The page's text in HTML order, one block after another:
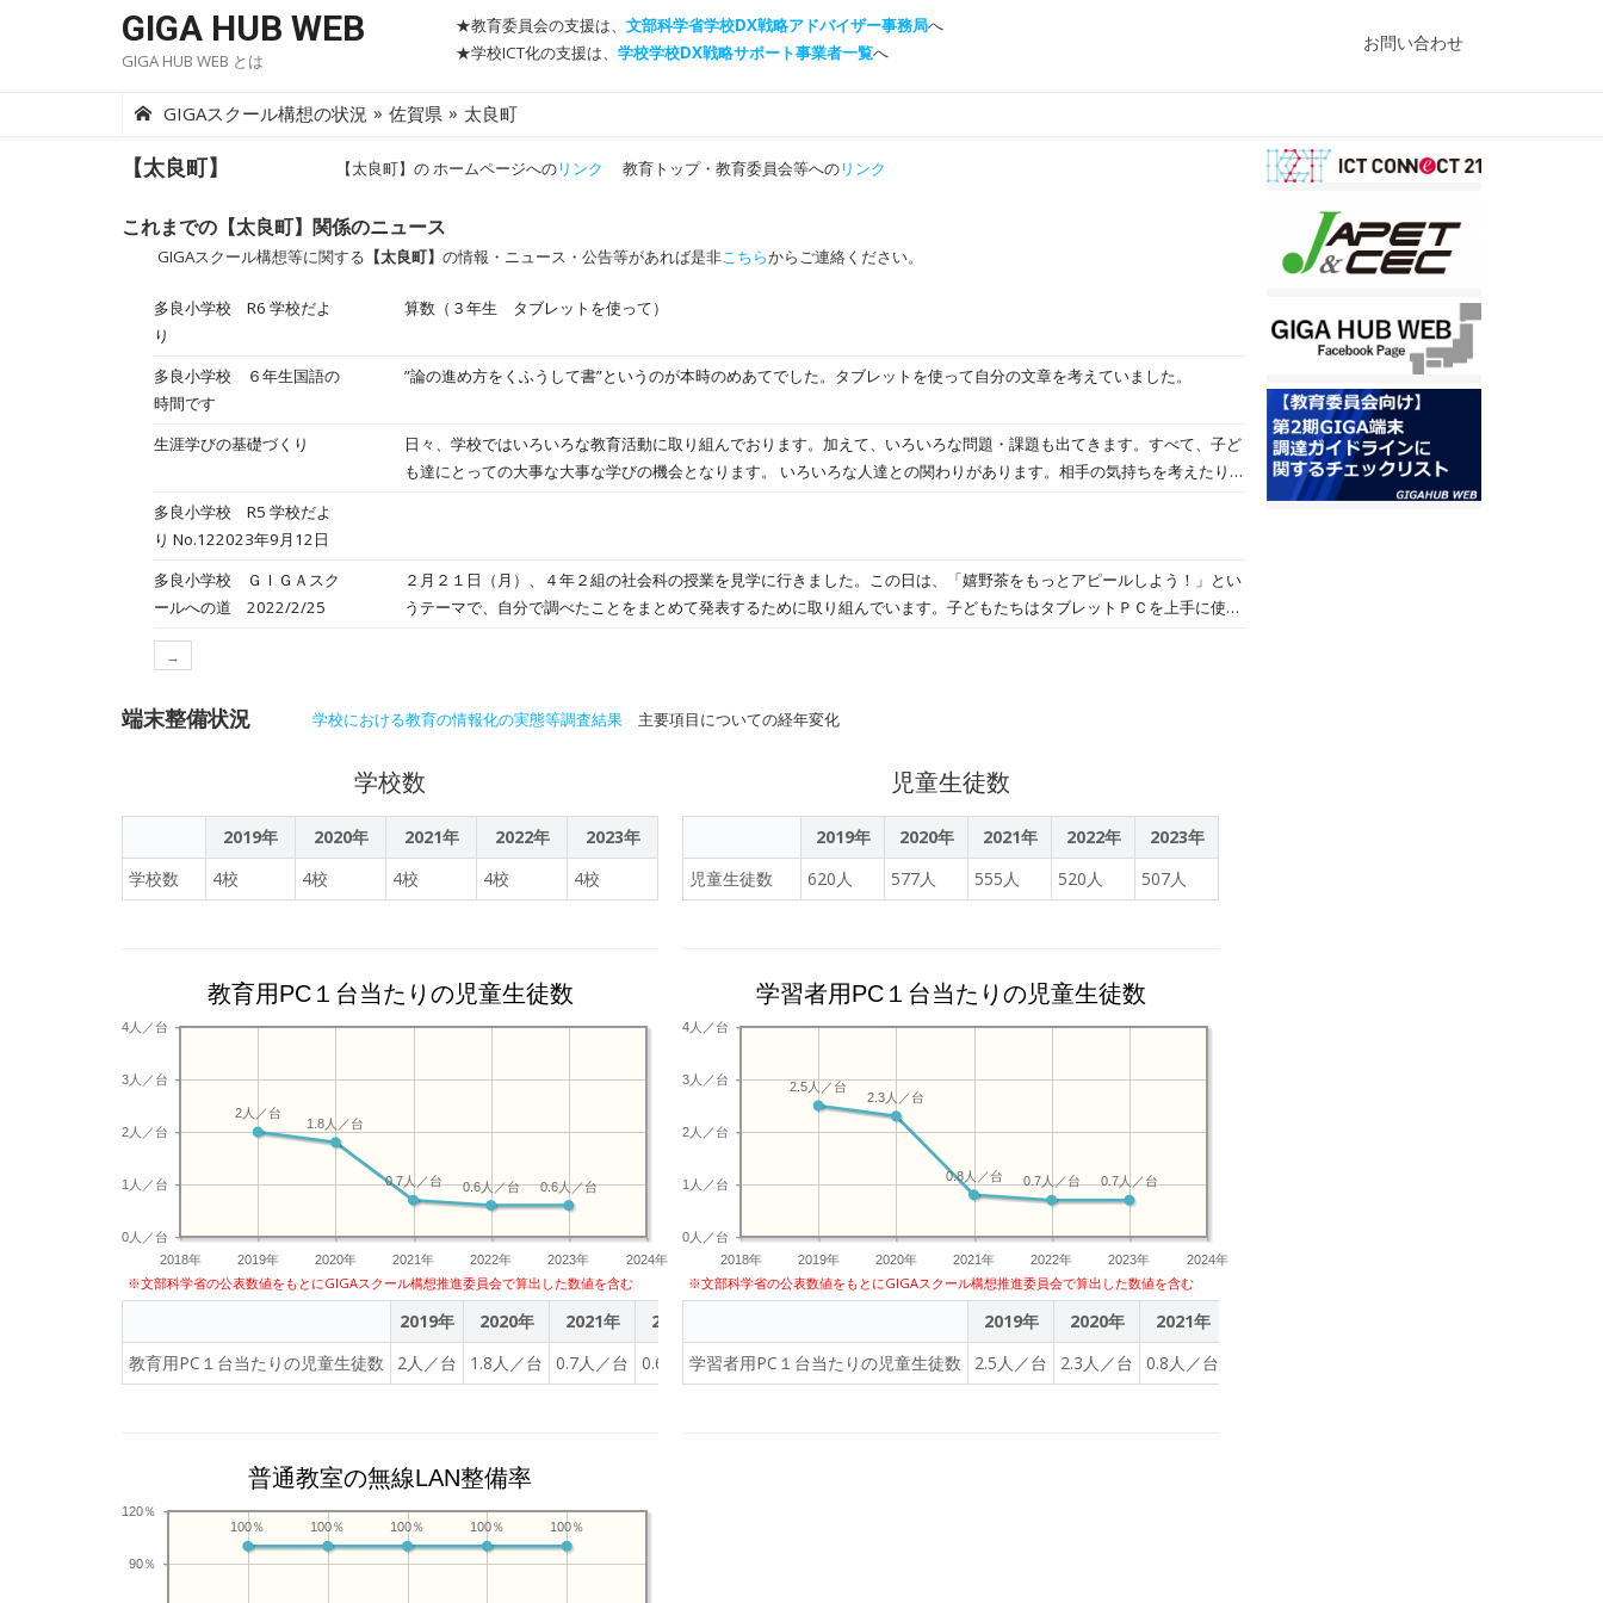
GIGA HUB WEB
GIGA HUB WEB とは
★教育委員会の支援は、 文部科学省学校DX戦略アドバイザー事務局へ
★学校ICT化の支援は、 学校学校DX戦略サポート事業者一覧へ お問い合わせ
GIGAスクール構想の状況 » 佐賀県 » 太良町
【太良町】 【太良町】の ホームページへのリンク 教育トップ・教育委員会等へのリンク
これまでの【太良町】関係のニュース
GIGAスクール構想等に関する 【太良町】 の情報・ニュース・公告等があれば是非こちらからご連絡ください。
多良小学校 R6 学校だよ
り
算数（３年生 タブレットを使って）
多良小学校 ６年生国語の
時間です
”論の進め方をくふうして書”というのが本時のめあてでした。タブレットを使って自分の文章を考えていました。
生涯学びの基礎づくり
日々、学校ではいろいろな教育活動に取り組んでおります。加えて、いろいろな問題・課題も出てきます。すべて、子ど
も達にとっての大事な大事な学びの機会となります。 いろいろな人達との関わりがあります。相手の気持ちを考えたり、
多良小学校 R5 学校だよ
り No.122023年9月12日
多良小学校 ＧＩＧＡスク
ールへの道 2022/2/25
２月２１日（月）、４年２組の社会科の授業を見学に行きました。この日は、「嬉野茶をもっとアピールしよう！」とい
うテーマで、自分で調べたことをまとめて発表するために取り組んでいます。子どもたちはタブレットＰＣを上手に使い
→
端末整備状況 学校における教育の情報化の実態等調査結果 主要項目についての経年変化
学校数
2019年 2020年 2021年 2022年
2023年
学校数
4校 4校 4校 4校 4校
児童生徒数
2019年 2020年 2021年 2022年
2023年
児童生徒数
620人 577人 555人 520人 507人
教育用PC１台当たりの児童生徒数
2018年 2019年 2020年 2021年 2022年 2023年 2024年
0人／台
1人／台
2人／台
3人／台
4人／台
0.6人／台
0.6人／台
0.7人／台
1.8人／台
2人／台
※文部科学省の公表数値をもとにGIGAスクール構想推進委員会で算出した数値を含む
2019年 2020年 2021年 2022年
教育用PC１台当たりの児童生徒数
2人／台 1.8人／台 0.7人／台 0.6人／台 0.6人／台
学習者用PC１台当たりの児童生徒数
2018年 2019年 2020年 2021年 2022年 2023年 2024年
0人／台
1人／台
2人／台
3人／台
4人／台
0.7人／台
0.7人／台
0.8人／台
2.3人／台
2.5人／台
※文部科学省の公表数値をもとにGIGAスクール構想推進委員会で算出した数値を含む
2019年 2020年 2021年
学習者用PC１台当たりの児童生徒数
2.5人／台 2.3人／台 0.8人／台
普通教室の無線LAN整備率
90％
120％
100％
100％
100％
100％
100％